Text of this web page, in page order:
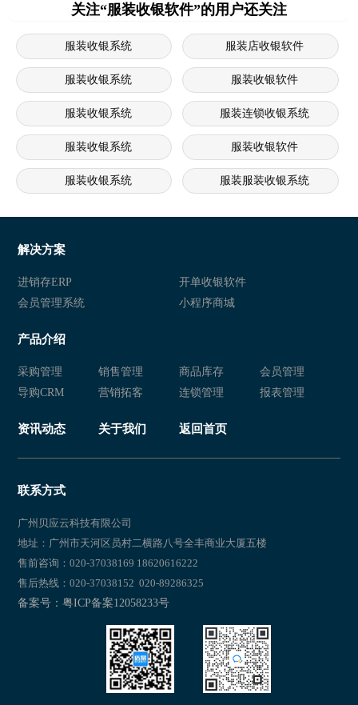
关注“服装收银软件”的用户还关注
服装收银系统 服装店收银软件
服装收银系统 服装收银软件
服装收银系统 服装连锁收银系统
服装收银系统 服装收银软件
服装收银系统 服装服装收银系统
服装收银系统
解决方案
进销存ERP
开单收银软件
会员管理系统
小程序商城
产品介绍
采购管理 销售管理 商品库存
会员管理
导购CRM
营销拓客 连锁管理 报表管理
资讯动态 关于我们 返回首页
联系方式
广州贝应云科技有限公司
地址：广州市天河区员村二横路八号全丰商业大厦五楼
售前咨询：020-37038169 18620616222
售后热线：020-37038152 020-89286325
备案号：粤ICP备案12058233号